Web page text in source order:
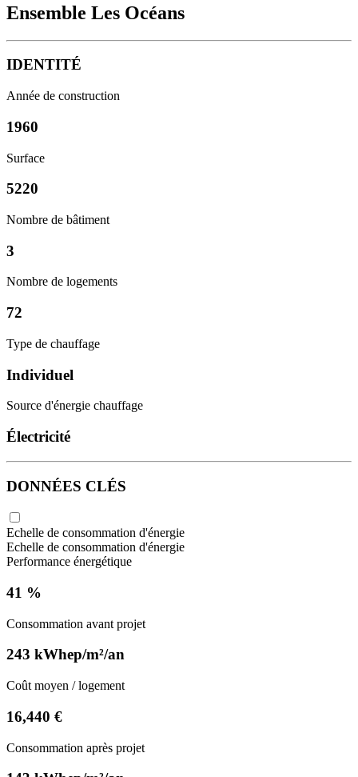
Ensemble Les Océans
IDENTITÉ
Année de construction
1960
Surface
5220
Nombre de bâtiment
3
Nombre de logements
72
Type de chauffage
Individuel
Source d'énergie chauffage
Électricité
DONNÉES CLÉS
Echelle de consommation d'énergie
Echelle de consommation d'énergie
Performance énergétique
41 %
Consommation avant projet
243 kWhep/m²/an
Coût moyen / logement
16,440 €
Consommation après projet